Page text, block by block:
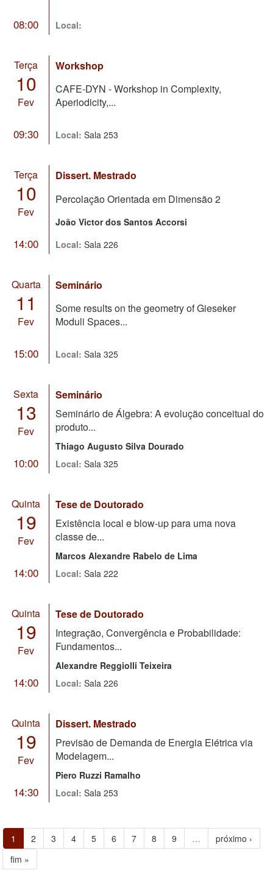
08:00 Local:
Terça
10
Fev
09:30
Workshop
CAFE-DYN - Workshop in Complexity,
Aperiodicity,...
Local: Sala 253
Terça
10
Fev
14:00
Dissert. Mestrado
Percolação Orientada em Dimensão 2
João Victor dos Santos Accorsi
Local: Sala 226
Quarta
11
Fev
15:00
Seminário
Some results on the geometry of Gieseker
Moduli Spaces...
Local: Sala 325
Sexta
13
Fev
10:00
Seminário
Seminário de Álgebra: A evolução conceitual do
produto...
Thiago Augusto Silva Dourado
Local: Sala 325
Quinta
19
Fev
14:00
Tese de Doutorado
Existência local e blow-up para uma nova
classe de...
Marcos Alexandre Rabelo de Lima
Local: Sala 222
Quinta
19
Fev
14:00
Tese de Doutorado
Integração, Convergência e Probabilidade:
Fundamentos...
Alexandre Reggiolli Teixeira
Local: Sala 226
Quinta
19
Fev
14:30
Dissert. Mestrado
Previsão de Demanda de Energia Elétrica via
Modelagem...
Piero Ruzzi Ramalho
Local: Sala 253
1 2 3 4 5 6 7 8 9 …
próximo ›
fim »